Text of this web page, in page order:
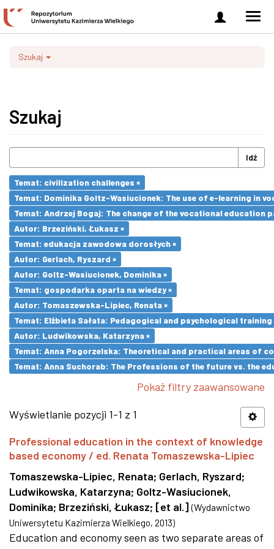
Zaloguj
się
Szukaj
Szukaj
Idź
Temat: civilization challenges ×
Temat: Dominika Goltz-Wasiucionek: The use of e-learning in
Temat: Andrzej Bogaj: The change of the vocational education
Autor: Brzeziński, Łukasz ×
Temat: edukacja zawodowa dorosłych ×
Autor: Gerlach, Ryszard ×
Autor: Goltz-Wasiucionek, Dominika ×
Temat: gospodarka oparta na wiedzy ×
Autor: Tomaszewska-Lipiec, Renata ×
Temat: Elżbieta Sałata: Pedagogical and psychological
Autor: Ludwikowska, Katarzyna ×
Temat: Anna Pogorzelska: Theoretical and practical areas of
Temat: Anna Suchorab: The Professions of the future vs. the
Pokaż filtry zaawansowane
Wyświetlanie pozycji 1-1 z 1
Professional education in the context of knowledge
based economy / ed. Renata Tomaszewska-Lipiec
Tomaszewska-Lipiec, Renata; Gerlach, Ryszard;
Ludwikowska, Katarzyna; Goltz-Wasiucionek,
Dominika; Brzeziński, Łukasz; [et al.] (Wydawnictwo
Uniwersytetu Kazimierza Wielkiego, 2013)
Education and economy seen as two separate areas of